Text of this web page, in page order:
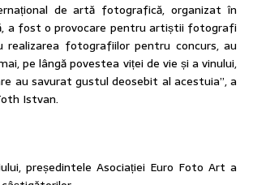
de artă fotografică, organizat în
a fost o provocare pentru artiștii fotografi
realizarea fotografiilor pentru concurs, au
pe lângă povestea viței de vie și a vinului,
au savurat gustul deosebit al acestuia”, a
Istvan.
președintele Asociației Euro Foto Art a